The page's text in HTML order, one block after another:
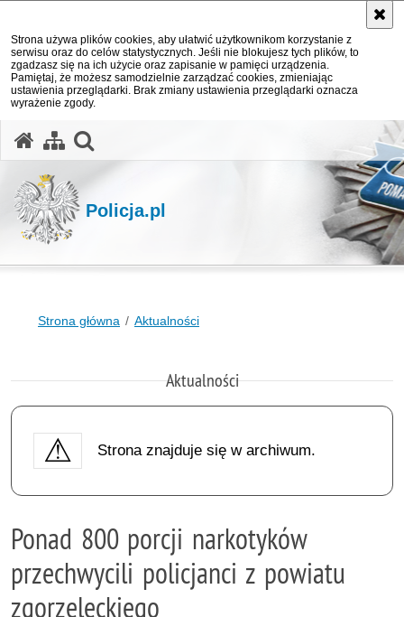
Strona używa plików cookies, aby ułatwić użytkownikom korzystanie z
serwisu oraz do celów statystycznych. Jeśli nie blokujesz tych plików, to
zgadzasz się na ich użycie oraz zapisanie w pamięci urządzenia.
Pamiętaj, że możesz samodzielnie zarządzać cookies, zmieniając
ustawienia przeglądarki. Brak zmiany ustawienia przeglądarki oznacza
wyrażenie zgody.
Policja.pl
Strona główna Aktualności
Aktualności
Strona znajduje się w archiwum.
Ponad 800 porcji narkotyków
przechwycili policjanci z powiatu
zgorzeleckiego